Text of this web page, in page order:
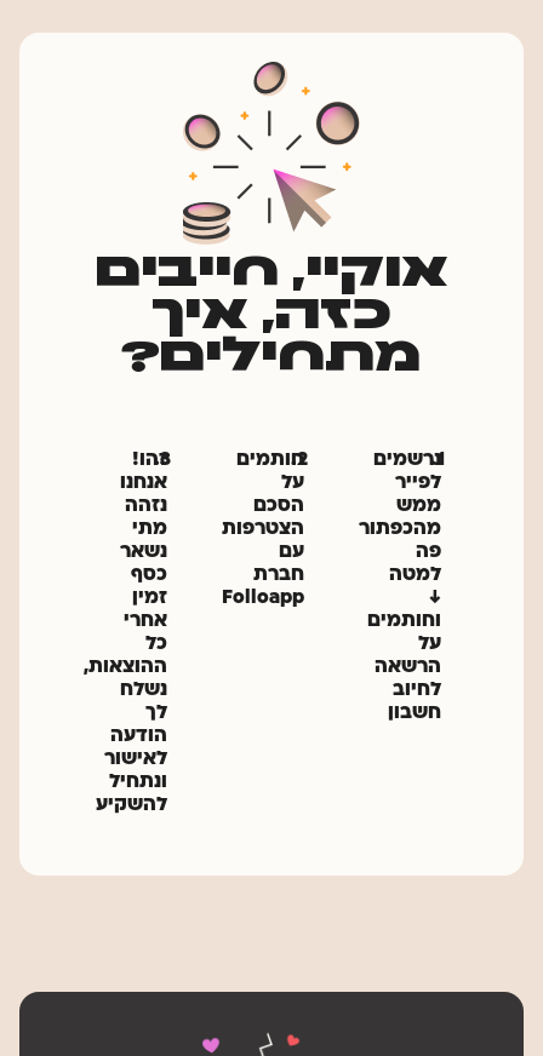
אוקיי, חייבים
כזה, איך
מתחילים?
1.נרשמים
לפייר
ממש
מהכפתור
פה
למטה
↓
וחותמים
על
הרשאה
לחיוב
חשבון
2.חותמים
על
הסכם
הצטרפות
עם
חברת
Folloapp
3.זהו!
אנחנו
נזהה
מתי
נשאר
כסף
זמין
אחרי
כל
ההוצאות,
נשלח
לך
הודעה
לאישור
ונתחיל
להשקיע